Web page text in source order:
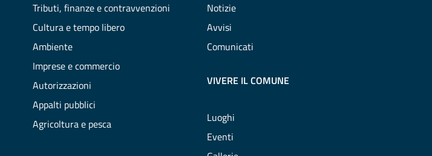
Tributi, finanze e contravvenzioni
Cultura e tempo libero
Ambiente
Imprese e commercio
Autorizzazioni
Appalti pubblici
Agricoltura e pesca
Notizie
Avvisi
Comunicati
VIVERE IL COMUNE
Luoghi
Eventi